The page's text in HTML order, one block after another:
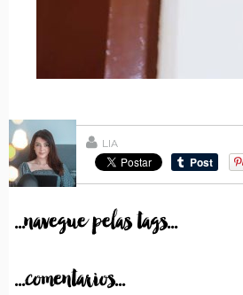
LIA
...navegue pelas tags...
...comentarios...